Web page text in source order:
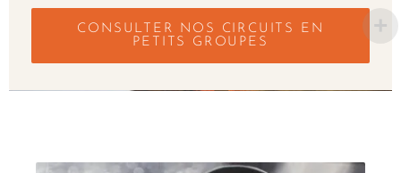
CONSULTER NOS CIRCUITS EN
PETITS GROUPES